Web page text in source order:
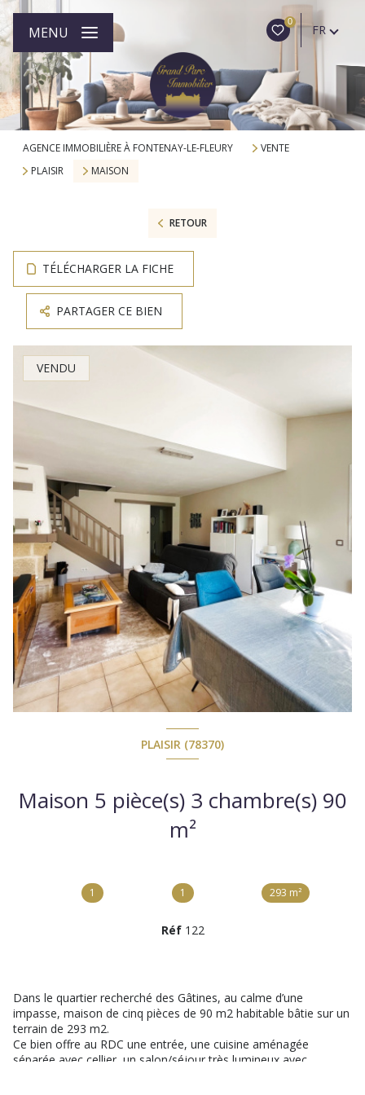
0
FR
MENU
AGENCE IMMOBILIÈRE À FONTENAY-LE-FLEURY
VENTE
PLAISIR
MAISON
RETOUR
TÉLÉCHARGER LA FICHE
PARTAGER CE BIEN
VENDU
PLAISIR (78370)
Maison 5 pièce(s) 3 chambre(s) 90
m²
1 1 293 m²
Réf 122
Dans le quartier recherché des Gâtines, au calme d’une
impasse, maison de cinq pièces de 90 m2 habitable bâtie sur un
terrain de 293 m2.
Ce bien offre au RDC une entrée, une cuisine aménagée
séparée avec cellier, un salon/séjour très lumineux avec